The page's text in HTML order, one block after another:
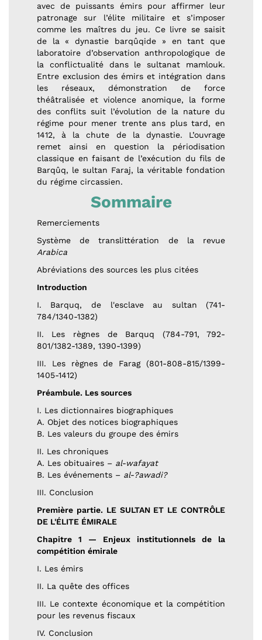
avec de puissants émirs pour affirmer leur
patronage sur l’élite militaire et s’imposer
comme les maîtres du jeu. Ce livre se saisit
de la « dynastie barqûqide » en tant que
laboratoire d’observation anthropologique de
la conflictualité dans le sultanat mamlouk.
Entre exclusion des émirs et intégration dans
les réseaux, démonstration de force
théâtralisée et violence anomique, la forme
des conflits suit l’évolution de la nature du
régime pour mener trente ans plus tard, en
1412, à la chute de la dynastie. L’ouvrage
remet ainsi en question la périodisation
classique en faisant de l’exécution du fils de
Barqûq, le sultan Faraj, la véritable fondation
du régime circassien.
Sommaire
Remerciements
Système de translittération de la revue
Arabica
Abréviations des sources les plus citées
Introduction
I. Barquq, de l'esclave au sultan (741-
784/1340-1382)
II. Les règnes de Barquq (784-791, 792-
801/1382-1389, 1390-1399)
III. Les règnes de Farag (801-808-815/1399-
1405-1412)
Préambule. Les sources
I. Les dictionnaires biographiques
A. Objet des notices biographiques
B. Les valeurs du groupe des émirs
II. Les chroniques
A. Les obituaires – al-wafayat
B. Les événements – al-?awadi?
III. Conclusion
Première partie. LE SULTAN ET LE CONTRÔLE
DE L'ÉLITE ÉMIRALE
Chapitre 1 — Enjeux institutionnels de la
compétition émirale
I. Les émirs
II. La quête des offices
III. Le contexte économique et la compétition
pour les revenus fiscaux
IV. Conclusion